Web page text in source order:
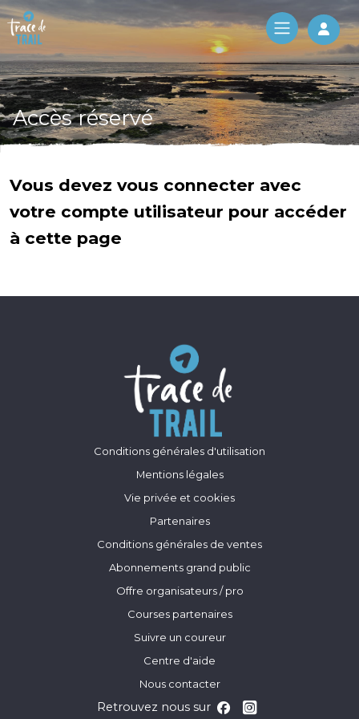
Log
Accès réservé
Vous devez vous connecter avec
votre compte utilisateur pour accéder
à cette page
Conditions générales d'utilisation
Mentions légales
Vie privée et cookies
Partenaires
Conditions générales de ventes
Abonnements grand public
Offre organisateurs / pro
Courses partenaires
Suivre un coureur
Centre d'aide
Nous contacter
Retrouvez nous sur